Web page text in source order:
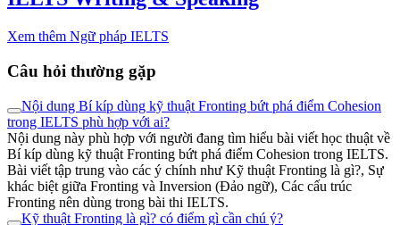
Xem thêm Ngữ pháp IELTS
Câu hỏi thường gặp
Nội dung Bí kíp dùng kỹ thuật Fronting bứt phá điểm Cohesion
trong IELTS phù hợp với ai?
Nội dung này phù hợp với người đang tìm hiểu bài viết học thuật về
Bí kíp dùng kỹ thuật Fronting bứt phá điểm Cohesion trong IELTS.
Bài viết tập trung vào các ý chính như Kỹ thuật Fronting là gì?, Sự
khác biệt giữa Fronting và Inversion (Đảo ngữ), Các cấu trúc
Fronting nên dùng trong bài thi IELTS.
Kỹ thuật Fronting là gì? có điểm gì cần chú ý?